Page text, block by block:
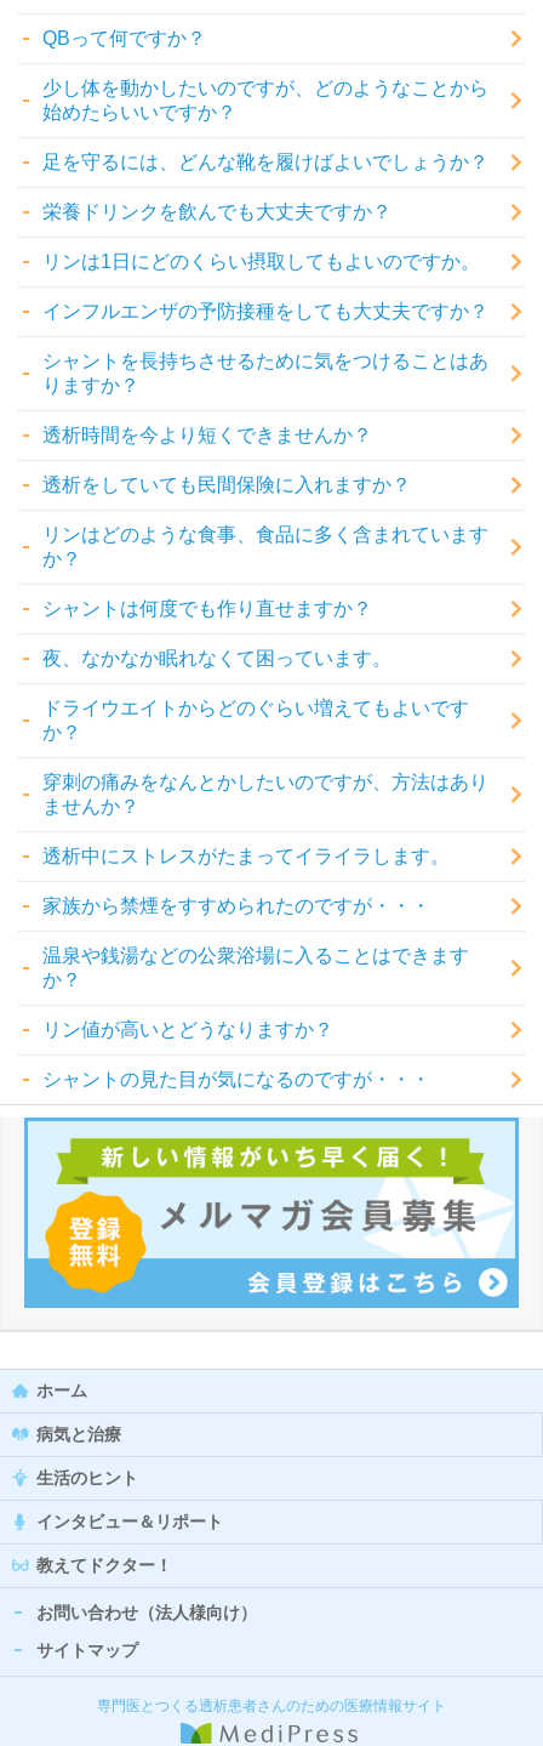
QBって何ですか？
少し体を動かしたいのですが、どのようなことから
始めたらいいですか？
足を守るには、どんな靴を履けばよいでしょうか？
栄養ドリンクを飲んでも大丈夫ですか？
リンは1日にどのくらい摂取してもよいのですか。
インフルエンザの予防接種をしても大丈夫ですか？
シャントを長持ちさせるために気をつけることはあ
りますか？
透析時間を今より短くできませんか？
透析をしていても民間保険に入れますか？
リンはどのような食事、食品に多く含まれています
か？
シャントは何度でも作り直せますか？
夜、なかなか眠れなくて困っています。
ドライウエイトからどのぐらい増えてもよいです
か？
穿刺の痛みをなんとかしたいのですが、方法はあり
ませんか？
透析中にストレスがたまってイライラします。
家族から禁煙をすすめられたのですが・・・
温泉や銭湯などの公衆浴場に入ることはできます
か？
リン値が高いとどうなりますか？
シャントの見た目が気になるのですが・・・
ホーム
病気と治療
生活のヒント
インタビュー＆リポート
教えてドクター！
お問い合わせ（法人様向け）
サイトマップ
専門医とつくる透析患者さんのための医療情報サイト